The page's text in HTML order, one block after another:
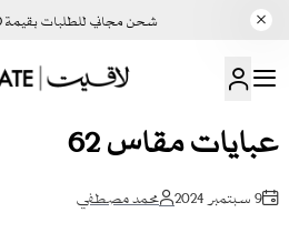
شحن مجاني للطلبات بقيمة 500 ريال واكثر
لاقيت | LAGATE
عبايات مقاس 62
9 سبتمبر 2024 محمد مصطفي